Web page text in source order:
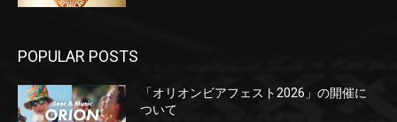
POPULAR POSTS
「オリオンビアフェスト2026」の開催に
ついて